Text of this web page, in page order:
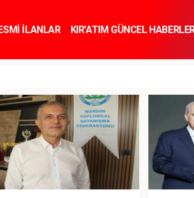
İLANLAR KIR'ATIM GÜNCEL